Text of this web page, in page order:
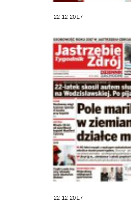
22.12.2017
22.12.2017